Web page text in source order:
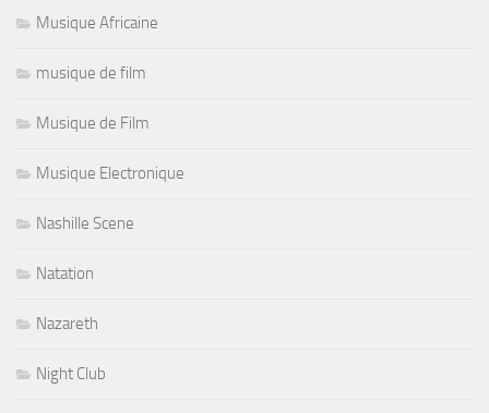
Musique Africaine
musique de film
Musique de Film
Musique Electronique
Nashille Scene
Natation
Nazareth
Night Club